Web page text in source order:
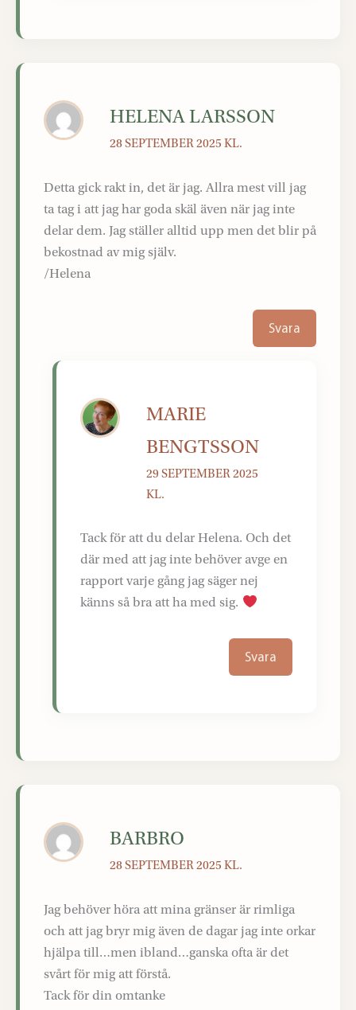
HELENA LARSSON
28 SEPTEMBER 2025 KL.
Detta gick rakt in, det är jag. Allra mest vill jag
ta tag i att jag har goda skäl även när jag inte
delar dem. Jag ställer alltid upp men det blir på
bekostnad av mig själv.
/Helena
Svara
MARIE
BENGTSSON
29 SEPTEMBER 2025
KL.
Tack för att du delar Helena. Och det
där med att jag inte behöver avge en
rapport varje gång jag säger nej
känns så bra att ha med sig.
Svara
BARBRO
28 SEPTEMBER 2025 KL.
Jag behöver höra att mina gränser är rimliga
och att jag bryr mig även de dagar jag inte orkar
hjälpa till…men ibland…ganska ofta är det
svårt för mig att förstå.
Tack för din omtanke